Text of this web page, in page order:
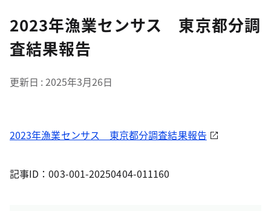
2023年漁業センサス 東京都分調
査結果報告
更新日 2025年3月26日
2023年漁業センサス 東京都分調査結果報告
記事ID：003-001-20250404-011160